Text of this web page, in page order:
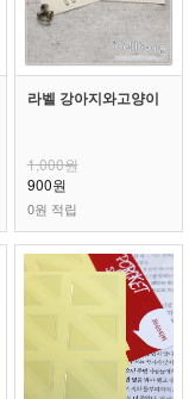
라벨 강아지와고양이
1,000원
900원
0원 적립